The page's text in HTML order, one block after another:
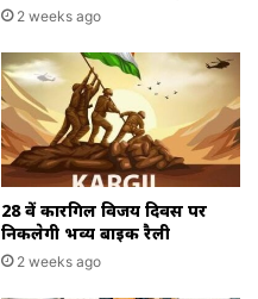
2 weeks ago
28 वें कारगिल विजय दिवस पर
निकलेगी भव्य बाइक रैली
2 weeks ago